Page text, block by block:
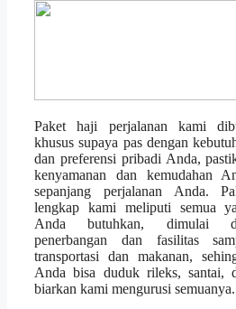
Paket haji perjalanan kami
khusus supaya pas dengan
dan preferensi pribadi Anda,
kenyamanan dan kemudahan
sepanjang perjalanan Anda.
lengkap kami meliputi semua
Anda butuhkan, dimulai
penerbangan dan fasilitas
transportasi dan makanan,
Anda bisa duduk rileks, santai,
biarkan kami mengurusi semuanya.